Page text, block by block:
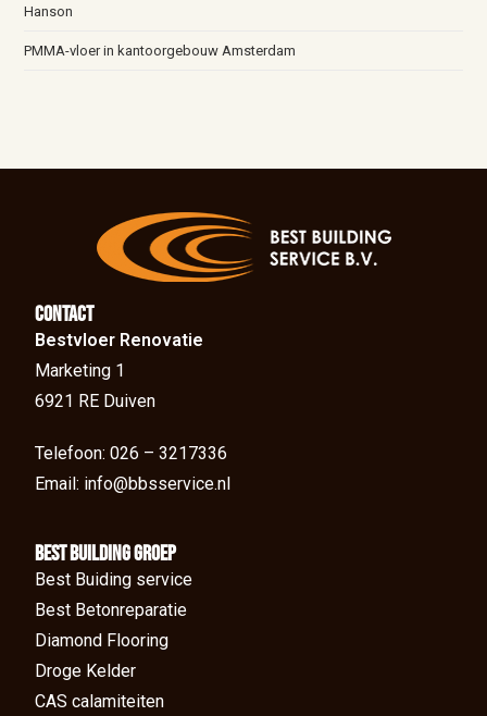
Hanson
PMMA-vloer in kantoorgebouw Amsterdam
Contact
Bestvloer Renovatie
Marketing 1
6921 RE Duiven
Telefoon: 026 – 3217336
Email: info@bbsservice.nl
BEst Building groep
Best Buiding service
Best Betonreparatie
Diamond Flooring
Droge Kelder
CAS calamiteiten